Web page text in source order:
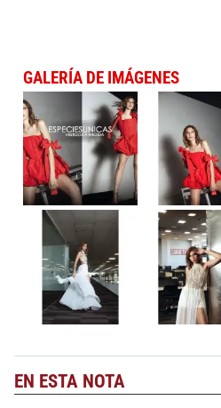
GALERÍA DE IMÁGENES
EN ESTA NOTA